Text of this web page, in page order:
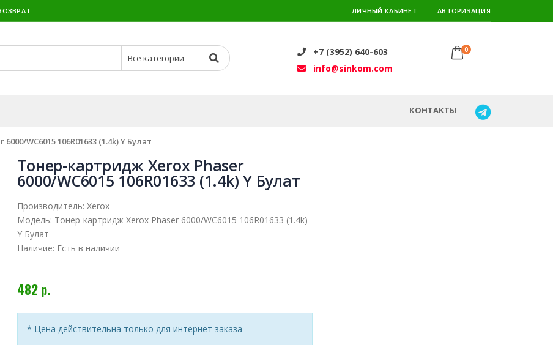
ЛИЧНЫЙ КАБИНЕТ АВТОРИЗАЦИЯ
+7 (3952) 640-603
info@sinkom.com
0
КОНТАКТЫ
WC6015 106R01633 (1.4k) Y Булат
Тонер-картридж Xerox Phaser
6000/WC6015 106R01633 (1.4k) Y Булат
Производитель: Xerox
Модель: Тонер-картридж Xerox Phaser 6000/WC6015 106R01633 (1.4k)
Y Булат
Наличие: Есть в наличии
482 р.
* Цена действительна только для интернет заказа